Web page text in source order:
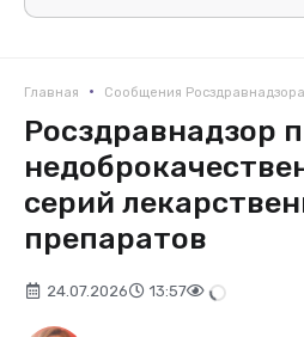
Главная • Сообщения Росздравнадзора
Росздравнадзор
серий
препаратов
24.07.2026 13:57